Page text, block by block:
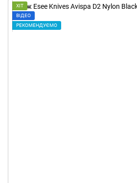
ХІТ
ВІДЕО
РЕКОМЕНДУЄМО